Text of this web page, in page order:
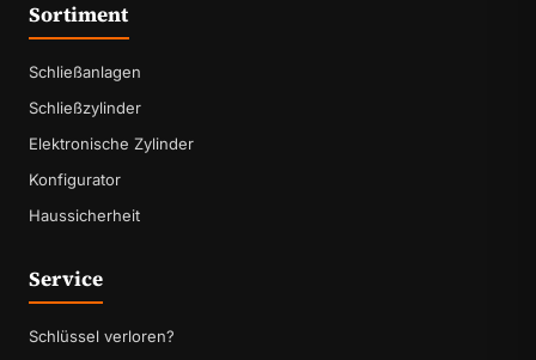
Sortiment
Schließanlagen
Schließzylinder
Elektronische Zylinder
Konfigurator
Haussicherheit
Service
Schlüssel verloren?